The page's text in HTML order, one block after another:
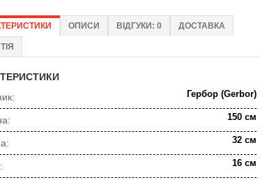
ОПИСИ ВІДГУКИ: 0 ДОСТАВКА
Гербор (Gerbor)
150 см
32 см
16 см